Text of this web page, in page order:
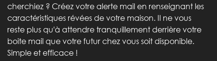
cherchiez ? Créez votre alerte mail en renseignant les
caractéristiques révées de votre maison. Il ne vous
reste plus qu'à attendre tranquillement derrière votre
boite mail que votre futur chez vous soit disponible.
Simple et efficace !